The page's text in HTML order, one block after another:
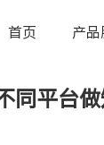
首页 产品
同平台